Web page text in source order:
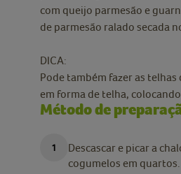
com queijo parmesão e
de parmesão ralado secada
DICA:
Pode também fazer as
em forma de telha,
Método de
Descascar e picar a
cogumelos em